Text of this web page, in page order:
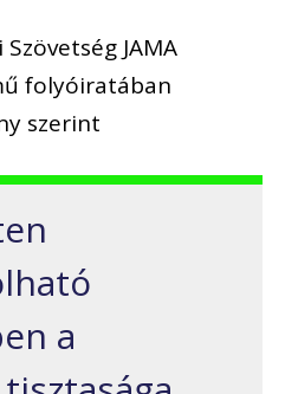
JAMA
folyóiratában
szerint
a